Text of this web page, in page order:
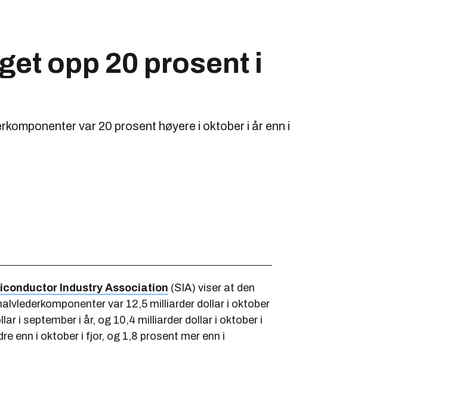
opp 20 prosent i
var 20 prosent høyere i oktober i år enn i
Industry Association (SIA) viser at den
var 12,5 milliarder dollar i oktober
i september i år, og 10,4 milliarder dollar i oktober i
enn i oktober i fjor, og 1,8 prosent mer enn i